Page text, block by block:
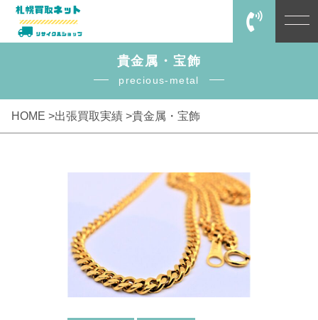
貴金属・宝飾
precious-metal
HOME >出張買取実績 >貴金属・宝飾